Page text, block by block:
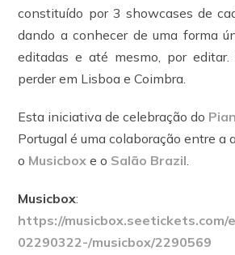
constituído por 3 showcases de
dando a conhecer de uma forma
editadas e até mesmo, por
perder em Lisboa e Coimbra.
Esta iniciativa de celebração do
Portugal é uma colaboração entre a
o Musicboxe o Salão Brazil
Musicbox:
https://musicbox.seetickets.com/
02290322-/musicbox/2290569